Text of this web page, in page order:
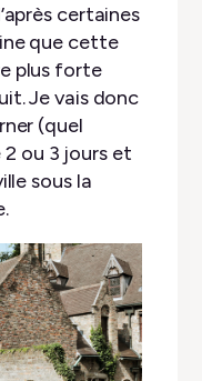
certaines
que cette
plus forte
Je vais donc
(quel
ou 3 jours et
sous la